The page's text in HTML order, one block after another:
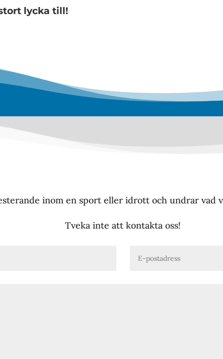
lycka till!
inom en sport eller idrott och undrar vad
Tveka inte att kontakta oss!